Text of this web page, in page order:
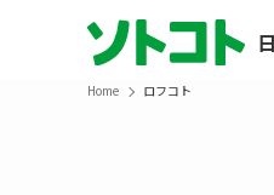
Home ロフコト